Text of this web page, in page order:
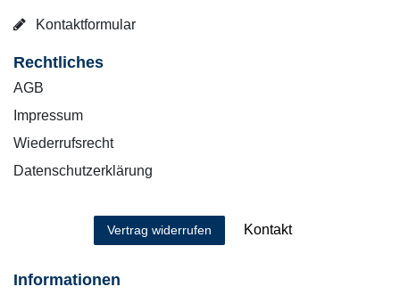
Kontaktformular
Rechtliches
AGB
Impressum
Wiederrufsrecht
Datenschutzerklärung
Vertrag widerrufen Kontakt
Informationen